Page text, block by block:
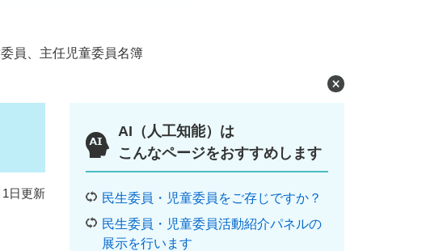
員、主任児童委員名簿
日更新
AI（人工知能）は
こんなページをおすすめします
民生委員・児童委員をご存じですか？
民生委員・児童委員活動紹介パネルの
展示を行います